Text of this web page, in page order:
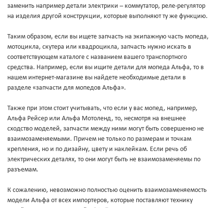
заменить например детали электрики – коммутатор, реле-регулятор
на изделия другой конструкции, которые выполняют ту же функцию.
Таким образом, если вы ищете запчасть на экипажную часть мопеда,
мотоцикла, скутера или квадроцикла, запчасть нужно искать в
соответствующем каталоге с названием вашего транспортного
средства. Например, если вы ищите детали для мопеда Альфа, то в
нашем интернет-магазине вы найдете необходимые детали в
разделе «запчасти для мопедов Альфа».
Также при этом стоит учитывать, что если у вас мопед, например,
Альфа Рейсер или Альфа Мотоленд, то, несмотря на внешнее
сходство моделей, запчасти между ними могут быть совершенно не
взаимозаменяемыми. Причем не только по размерам и точкам
крепления, но и по дизайну, цвету и наклейкам. Если речь об
электрических деталях, то они могут быть не взаимозаменяемы по
разъемам.
К сожалению, невозможно полностью оценить взаимозаменяемость
модели Альфа от всех импортеров, которые поставляют технику